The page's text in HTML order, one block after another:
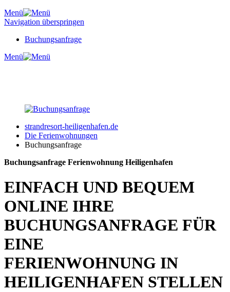
Menü
Navigation überspringen
Buchungsanfrage
Menü
strandresort-heiligenhafen.de
Die Ferienwohnungen
Buchungsanfrage
Buchungsanfrage Ferienwohnung Heiligenhafen
EINFACH UND BEQUEM
ONLINE IHRE
BUCHUNGSANFRAGE FÜR
EINE
FERIENWOHNUNG IN
HEILIGENHAFEN STELLEN